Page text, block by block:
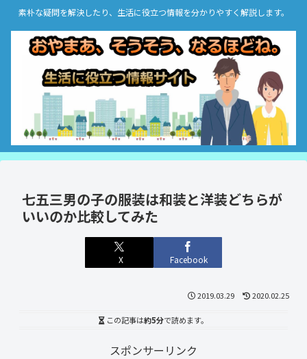
素朴な疑問を解決したり、生活に役立つ情報を分かりやすく解説します。
七五三男の子の服装は和装と洋装どちらが
いいのか比較してみた
X Facebook
2019.03.29 2020.02.25
この記事は約5分で読めます。
スポンサーリンク